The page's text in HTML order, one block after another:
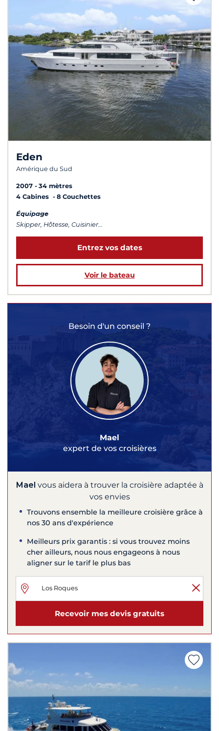
Eden
Amérique du Sud
2007
34 mètres
4 Cabines
8 Couchettes
Équipage
Skipper, Hôtesse, Cuisinier...
Entrez vos dates
Voir le bateau
Besoin d'un conseil ?
Mael
expert de vos croisières
Mael vous aidera à trouver la croisière adaptée à
vos envies
Trouvons ensemble la meilleure croisière grâce à
nos 30 ans d'expérience
Meilleurs prix garantis : si vous trouvez moins
cher ailleurs, nous nous engageons à nous
aligner sur le tarif le plus bas
Recevoir mes devis gratuits